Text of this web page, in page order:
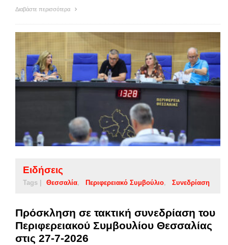
Διαβάστε περισσότερα
Ειδήσεις
Tags | Θεσσαλία Περιφερειακό Συμβούλιο Συνεδρίαση
Πρόσκληση σε τακτική συνεδρίαση του
Περιφερειακού Συμβουλίου Θεσσαλίας
στις 27-7-2026